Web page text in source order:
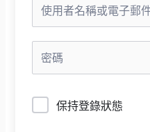
保持登錄狀態